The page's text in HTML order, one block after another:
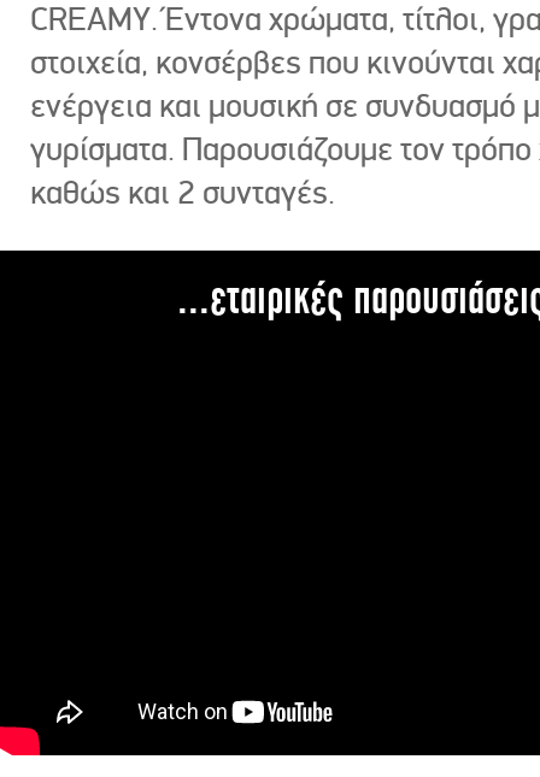
CREAMY. Έντονα χρώματα, τίτλοι,
στοιχεία, κονσέρβες που κινούνται
ενέργεια και μουσική σε συνδυασμό
γυρίσματα. Παρουσιάζουμε τον
καθώς και 2 συνταγές.
...εταιρικές